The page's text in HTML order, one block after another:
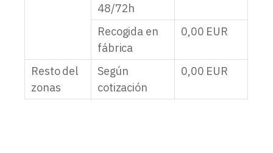
48/72h
Recogida en
fábrica
0,00 EUR
Resto del
zonas
Según
cotización
0,00 EUR